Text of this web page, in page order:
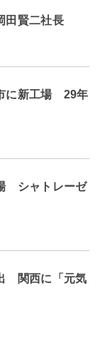
田賢二社長
に新工場 29年
シャトレーゼ
関西に「元気